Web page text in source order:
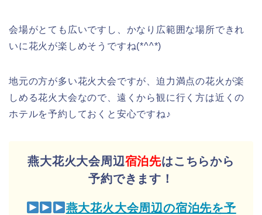
会場がとても広いですし、かなり広範囲な場所できれ
いに花火が楽しめそうですね(*^^*)
地元の方が多い花火大会ですが、迫力満点の花火が楽
しめる花火大会なので、遠くから観に行く方は近くの
ホテルを予約しておくと安心ですね♪
燕大花火大会周辺宿泊先はこちらから
予約できます！
燕大花火大会周辺の宿泊先を予